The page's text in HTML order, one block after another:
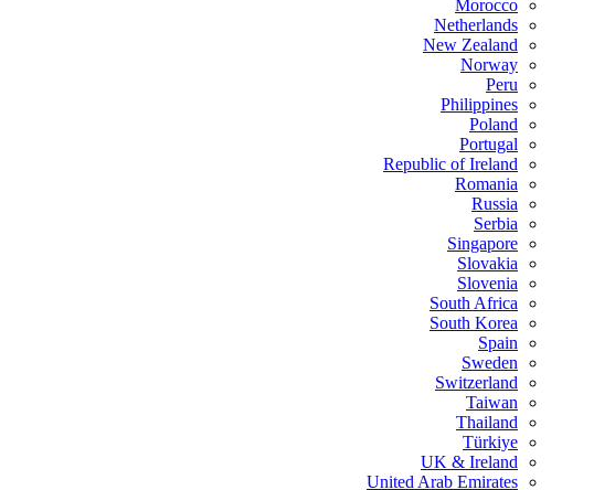
Morocco
Netherlands
New Zealand
Norway
Peru
Philippines
Poland
Portugal
Republic of Ireland
Romania
Russia
Serbia
Singapore
Slovakia
Slovenia
South Africa
South Korea
Spain
Sweden
Switzerland
Taiwan
Thailand
Türkiye
UK & Ireland
United Arab Emirates